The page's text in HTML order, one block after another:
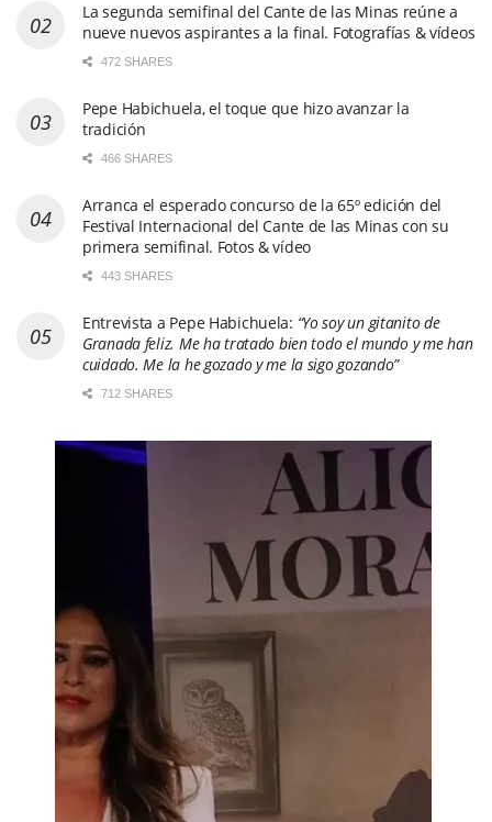
La segunda semifinal del Cante de las Minas reúne a
nueve nuevos aspirantes a la final. Fotografías & vídeos
472 SHARES
Pepe Habichuela, el toque que hizo avanzar la
tradición
466 SHARES
Arranca el esperado concurso de la 65º edición del
Festival Internacional del Cante de las Minas con su
primera semifinal. Fotos & vídeo
443 SHARES
Entrevista a Pepe Habichuela: “Yo soy un gitanito de
Granada feliz. Me ha tratado bien todo el mundo y me han
cuidado. Me la he gozado y me la sigo gozando”
712 SHARES